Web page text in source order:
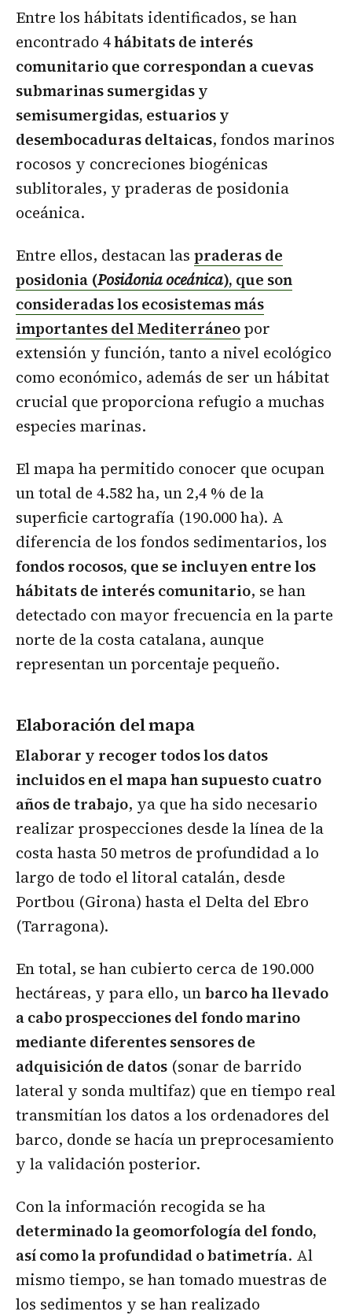
Entre los hábitats identificados, se han
encontrado 4hábitats de interés
comunitario que correspondan a cuevas
submarinas sumergidas y
semisumergidas, estuarios y
desembocaduras deltaicas, fondos marinos
rocosos y concreciones biogénicas
sublitorales, y praderas de posidonia
oceánica.
Entre ellos, destacan las praderas de
posidonia (Posidonia oceánica), que son
consideradas los ecosistemas más
importantes del Mediterráneopor
extensión y función, tanto a nivel ecológico
como económico, además de ser un hábitat
crucial que proporciona refugio a muchas
especies marinas.
El mapa ha permitido conocer que ocupan
un total de 4.582 ha, un 2,4 % de la
superficie cartografía (190.000 ha). A
diferencia de los fondos sedimentarios, los
fondos rocosos, que se incluyen entre los
hábitats de interés comunitario, se han
detectado con mayor frecuencia en la parte
norte de la costa catalana, aunque
representan un porcentaje pequeño.
Elaboración del mapa
Elaborar y recoger todos los datos
incluidos en el mapa han supuesto cuatro
años de trabajo, ya que ha sido necesario
realizar prospecciones desde la línea de la
costa hasta 50 metros de profundidad a lo
largo de todo el litoral catalán, desde
Portbou (Girona) hasta el Delta del Ebro
(Tarragona).
En total, se han cubierto cerca de 190.000
hectáreas, y para ello, unbarco ha llevado
a cabo prospecciones del fondo marino
mediante diferentes sensores de
adquisición de datos (sonar de barrido
lateral y sonda multifaz) que en tiempo real
transmitían los datos a los ordenadores del
barco, donde se hacía un preprocesamiento
y la validación posterior.
Con la información recogida se ha
determinado la geomorfología del fondo,
así como la profundidad o batimetría. Al
mismo tiempo, se han tomado muestras de
los sedimentos y se han realizado